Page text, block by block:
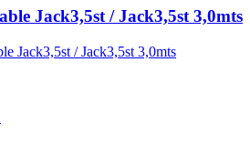
Jack3,5st / Jack3,5st 3,0mts